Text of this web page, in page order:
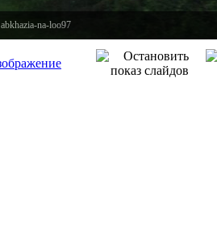
abkhazia-na-loo97